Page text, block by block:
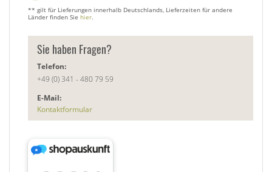
** gilt für Lieferungen innerhalb Deutschlands, Lieferzeiten für andere
Länder finden Sie hier.
Sie haben Fragen?
Telefon:
+49 (0) 341 - 480 79 59
E-Mail:
Kontaktformular